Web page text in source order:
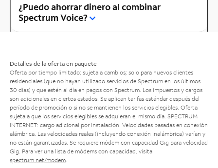
¿Puedo ahorrar dinero al combinar
Spectrum Voice?
Detalles de la oferta en paquete
Oferta por tiempo limitado; sujeta a cambios; solo para nuevos clientes
residenciales (que no hayan utilizado servicios de Spectrum en los últimos
30 días) y que estén al día en pagos con Spectrum. Los impuestos y cargos
son adicionales en ciertos estados. Se aplican tarifas estándar después del
período de promoción o si no se mantienen los servicios elegibles. Oferta
sujeta a que los servicios elegibles se adquieran el mismo día. SPECTRUM
INTERNET: cargo adicional por instalación. Velocidades basadas en conexión
alámbrica. Las velocidades reales (incluyendo conexión inalámbrica) varían y
no están garantizadas. Se requiere módem con capacidad Gig para velocidad
Gig. Para ver una lista de módems con capacidad, visita
spectrum.net/modem